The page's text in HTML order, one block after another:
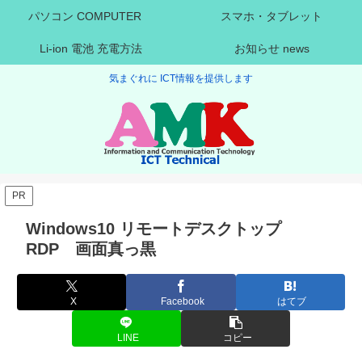
気まぐれに ICT情報を提供します
パソコン COMPUTER スマホ・タブレット
Li-ion 電池 充電方法 お知らせ news
PR
Windows10 リモートデスクトップ
RDP 画面真っ黒
X Facebook はてブ
LINE コピー